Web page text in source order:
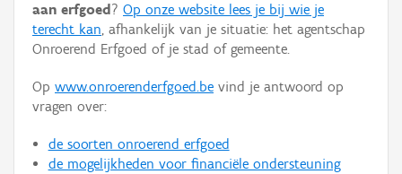
Hergebruik
Aanmelden
aan erfgoed ? Op onze website lees je bij wie je
terecht kan, afhankelijk van je situatie: het agentschap
Onroerend Erfgoed of je stad of gemeente.
Op www.onroerenderfgoed.be vind je antwoord op
vragen over:
de soorten onroerend erfgoed
de mogelijkheden voor financiële ondersteuning